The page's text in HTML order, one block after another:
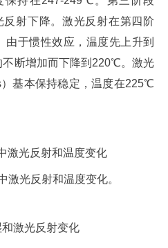
反射下降。激光反射在第四阶
由于惯性效应，温度先上升到
不断增加而下降到220℃。激光
基本保持稳定，温度在225℃
激光反射和温度变化。